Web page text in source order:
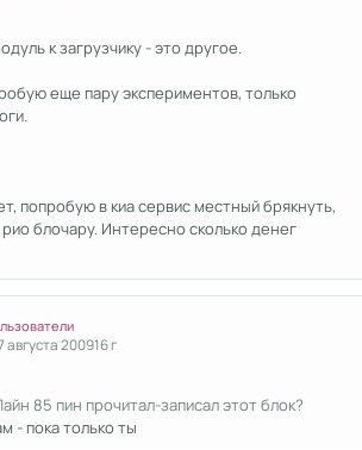
к загрузчику - это другое.
еще пару экспериментов, только
попробую в киа сервис местный брякнуть,
блочару. Интересно сколько денег
августа 200916 г
85 пин прочитал-записал этот блок?
- пока только ты